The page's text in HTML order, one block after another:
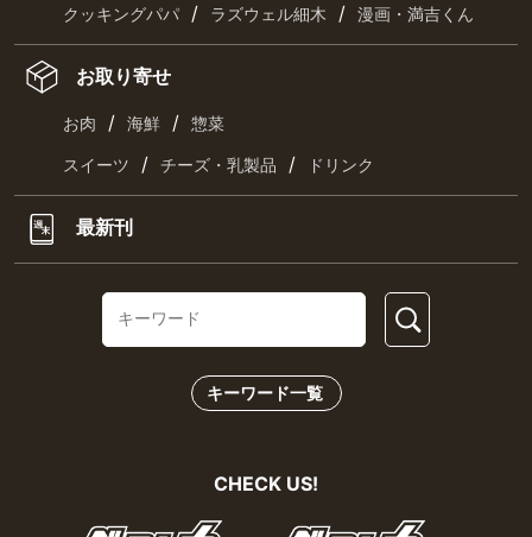
クッキングパパ / ラズウェル細木 / 漫画・満吉くん
お取り寄せ
お肉 / 海鮮 / 惣菜
スイーツ / チーズ・乳製品 / ドリンク
最新刊
キーワード一覧
CHECK US!